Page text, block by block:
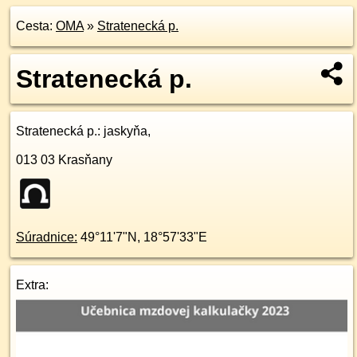
Cesta: OMA» Stratenecká p.
Stratenecká p.
Stratenecká p.: jaskyňa,
013 03 Krasňany
Súradnice: 49°11'7"N , 18°57'33"E
Extra: